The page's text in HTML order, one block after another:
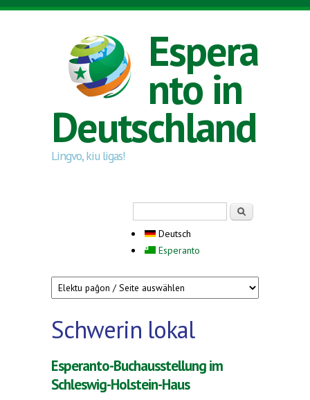
Direkt zum Inhalt
Espera
nto in
Deutschland
Lingvo, kiu ligas!
Deutsch
Esperanto
Schwerin lokal
Esperanto-Buchausstellung im
Schleswig-Holstein-Haus